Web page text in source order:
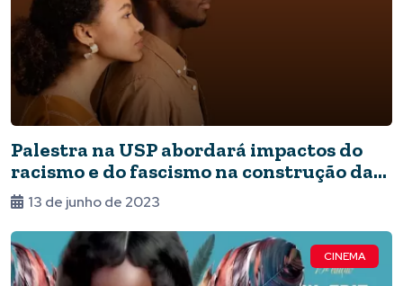
Palestra na USP abordará impactos do
racismo e do fascismo na construção da
memória
13 de junho de 2023
CINEMA